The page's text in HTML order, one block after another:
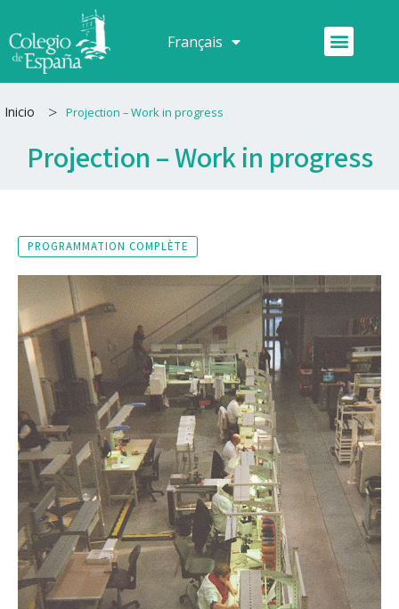
au
contenu
Français
Español Menu
Inicio > Projection – Work in progress
Projection – Work in progress
PROGRAMMATION COMPLÈTE